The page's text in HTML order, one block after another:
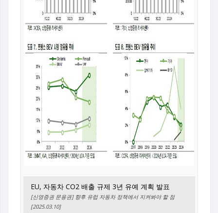
EU, 자동차 CO2 배출 규제 3년 유예 계획 발표
[신영증권 문용권] 향후 유럽 자동차 정책에서 지켜봐야 할 점
[2025.03.10]